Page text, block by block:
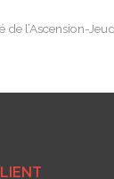
de l’Ascension-